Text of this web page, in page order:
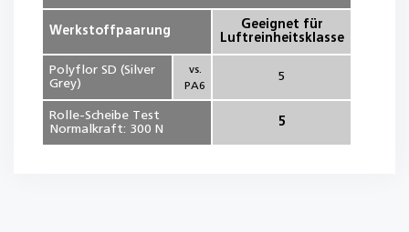
Werkstoffpaarung
Geeignet für
Luftreinheitsklasse
Polyflor SD (Silver
Grey)
vs.
PA6
5
Rolle-Scheibe Test
Normalkraft: 300 N
5